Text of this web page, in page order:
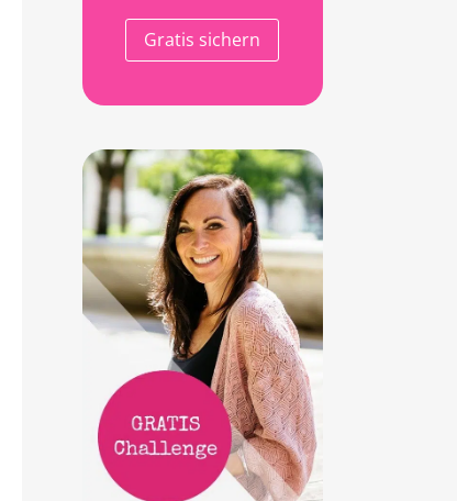
Gratis sichern